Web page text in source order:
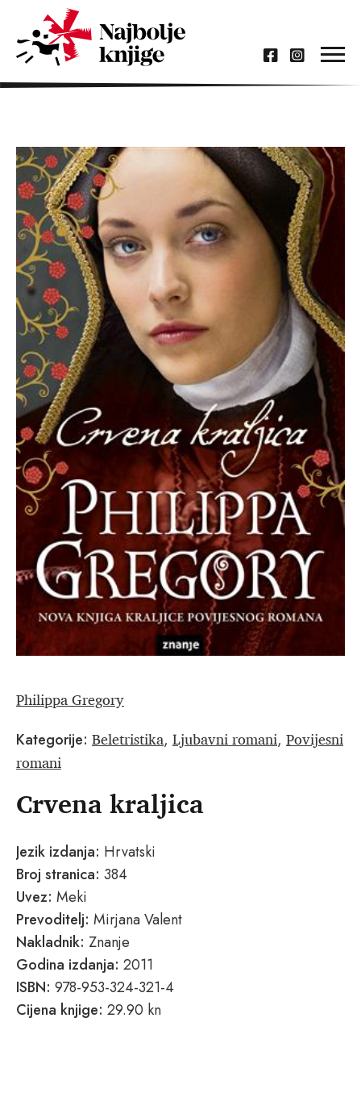
Philippa Gregory
Kategorije: Beletristika, Ljubavni romani, Povijesni
romani
Crvena kraljica
Jezik izdanja: Hrvatski
Broj stranica: 384
Uvez: Meki
Prevoditelj: Mirjana Valent
Nakladnik: Znanje
Godina izdanja: 2011
ISBN: 978-953-324-321-4
Cijena knjige: 29.90 kn